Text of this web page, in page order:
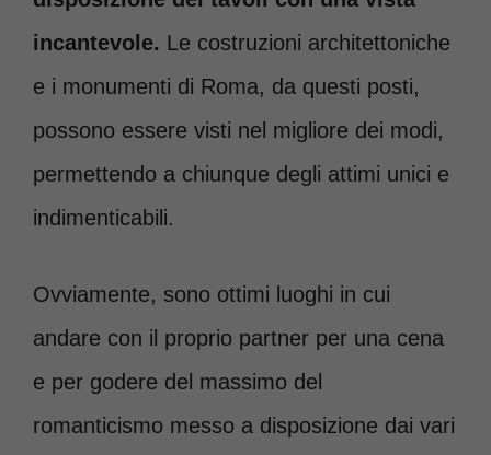
incantevole. Le costruzioni architettoniche
e i monumenti di Roma, da questi posti,
possono essere visti nel migliore dei modi,
permettendo a chiunque degli attimi unici e
indimenticabili.
Ovviamente, sono ottimi luoghi in cui
andare con il proprio partner per una cena
e per godere del massimo del
romanticismo messo a disposizione dai vari